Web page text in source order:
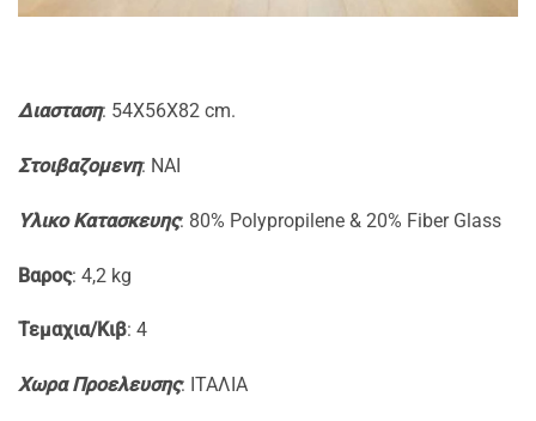
Διασταση: 54Χ56Χ82 cm.
Στοιβαζομενη: NAI
Yλικο Κατασκευης: 80% Polypropilene & 20% Fiber Glass
Βαρος: 4,2 kg
Τεμαχια/Κιβ: 4
Xωρα Προελευσης: ITAΛΙΑ